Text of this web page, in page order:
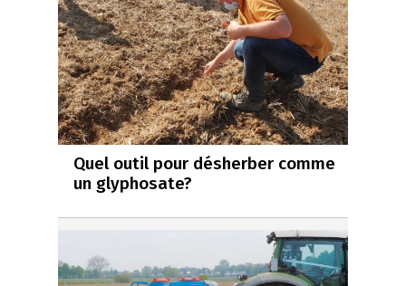
Quel outil pour désherber comme
un glyphosate?